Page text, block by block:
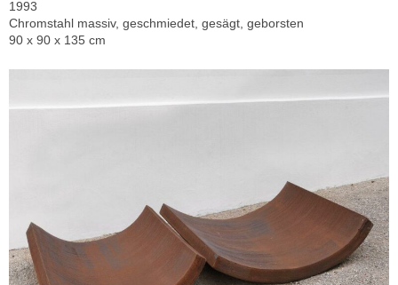
1993
Chromstahl massiv, geschmiedet, gesägt, geborsten
90 x 90 x 135 cm